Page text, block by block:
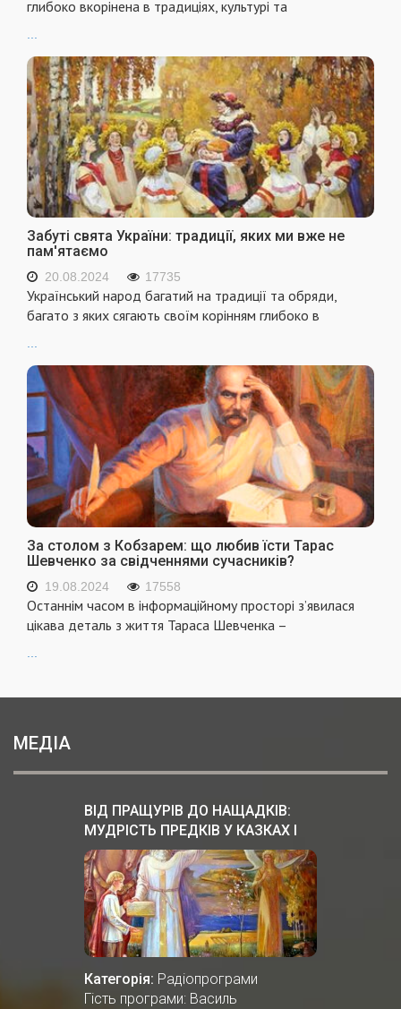
глибоко вкорінена в традиціях, культурі та
Забуті свята України: традиції, яких ми вже не
пам'ятаємо
20.08.2024 17735
Український народ багатий на традиції та обряди,
багато з яких сягають своїм корінням глибоко в
...
За столом з Кобзарем: що любив їсти Тарас
Шевченко за свідченнями сучасників?
19.08.2024 17558
Останнім часом в інформаційному просторі з’явилася
цікава деталь з життя Тараса Шевченка –
МЕДІА
ВІД ПРАЩУРІВ ДО НАЩАДКІВ:
МУДРІСТЬ ПРЕДКІВ У КАЗКАХ І
ПІСНЯХ
Категорія: Радіопрограми
Гість програми: Василь